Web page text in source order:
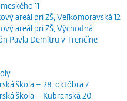
11
areál pri ZŠ, Veľkomoravská 12
areál pri ZŠ, Východná
Pavla Demitru v Trenčíne
škola – 28. októbra 7
škola – Kubranská 20